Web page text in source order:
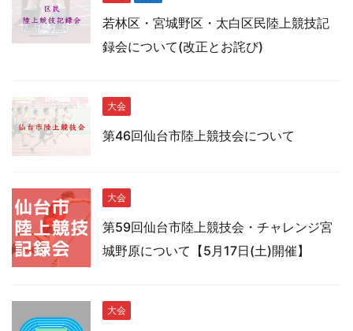
若林区・宮城野区・太白区民陸上競技記
録会について(改正とお詫び)
大会
第46回仙台市陸上競技会について
大会
第59回仙台市陸上競技会・チャレンジ宮
城野原について【5月17日(土)開催】
大会